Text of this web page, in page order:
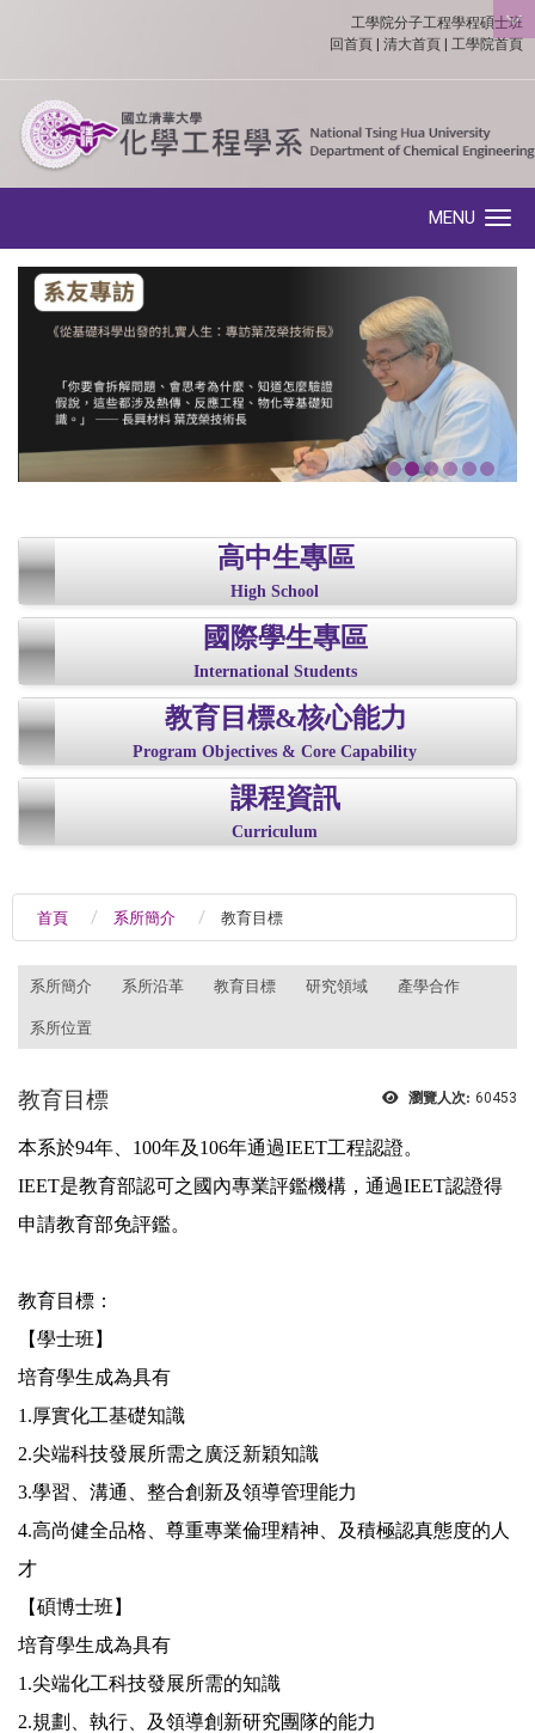
:::
工學院分子工程學程碩士班
回首頁
清大首頁 工學院首頁
MENU
高中生專區
High School
國際學生專區
International Students
教育目標&核心能力
Program Objectives & Core Capability
課程資訊
Curriculum
首頁 系所簡介 教育目標
系所簡介 系所沿革 教育目標 研究領域 產學合作
系所位置
瀏覽人次: 60453
教育目標
本系於94年、 100年及 106年通過IEET工程認證。
IEET是教育部認可之國內專業評鑑機構，通過IEET認證得
申請教育部免評鑑。
教育目標：
【學士班】
培育學生成為具有
1.厚實化工基礎知識
2.尖端科技發展所需之廣泛新穎知識
3.學習、溝通、整合創新及領導管理能力
4.高尚健全品格、尊重專業倫理精神、及積極認真態度的人
才
【碩博士班】
培育學生成為具有
1.尖端化工科技發展所需的知識
2.規劃、執行、及領導創新研究團隊的能力